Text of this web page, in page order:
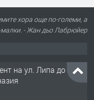
хора още по-големи, а
- Жан дьо Лабрюйер
на ул. Липа до